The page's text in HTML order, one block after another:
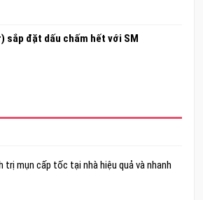
sắp đặt dấu chấm hết với SM
trị mụn cấp tốc tại nhà hiệu quả và nhanh